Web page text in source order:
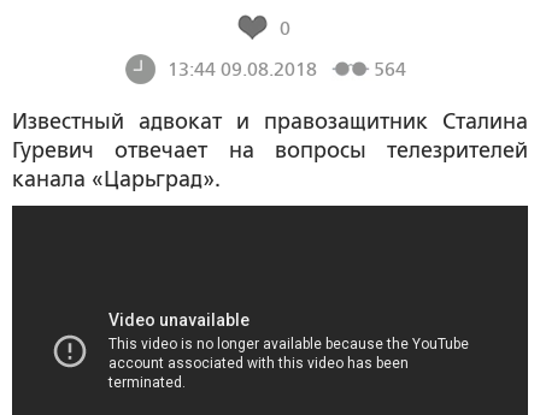
0
13:44 09.08.2018
564
Известный адвокат и правозащитник Сталина
Гуревич отвечает на вопросы телезрителей
канала «Царьград».